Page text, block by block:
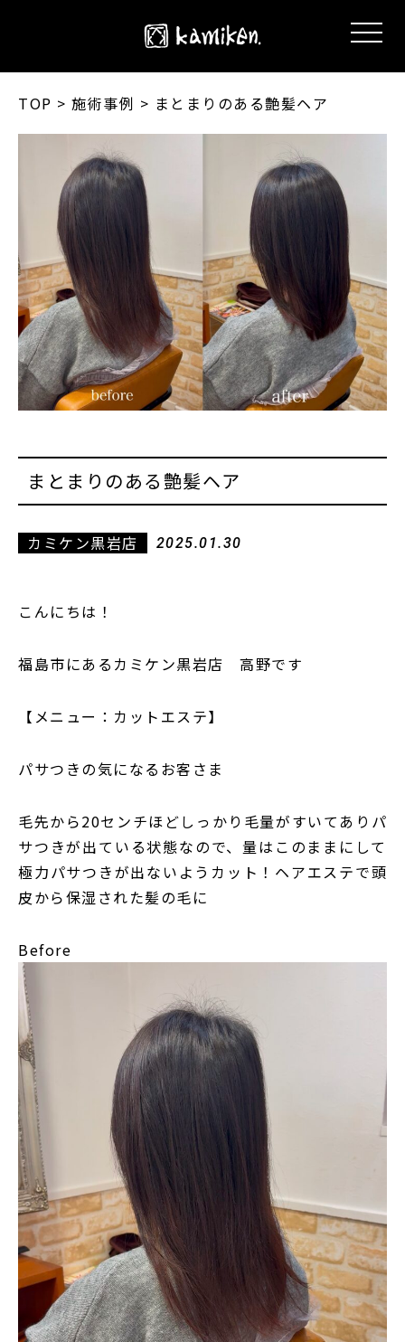
TOP > 施術事例 > まとまりのある艶髪ヘア
まとまりのある艶髪ヘア
カミケン黒岩店 2025.01.30
こんにちは！
福島市にあるカミケン黒岩店 高野です
【メニュー：カットエステ】
パサつきの気になるお客さま
毛先から20センチほどしっかり毛量がすいてありパ
サつきが出ている状態なので、量はこのままにして
極力パサつきが出ないようカット！ヘアエステで頭
皮から保湿された髪の毛に
Before